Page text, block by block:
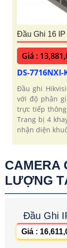
Đầu Ghi 16
Giá :
DS-7716NXI-
Đầu ghi
với độ phân
trực tiếp
Trang bị 4
nhận diện
CAMERA
LƯỢNG
Đầu Ghi
Giá :